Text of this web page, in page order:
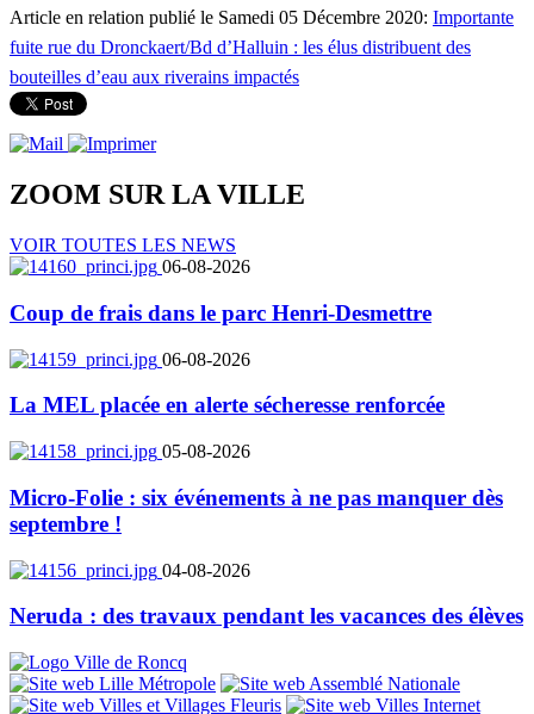
Article en relation publié le Samedi 05 Décembre 2020: Importante
fuite rue du Dronckaert/Bd d’Halluin : les élus distribuent des
bouteilles d’eau aux riverains impactés
ZOOM SUR LAVILLE
VOIR TOUTES LES NEWS
06-08-2026
Coup de frais dans le parc Henri-Desmettre
06-08-2026
La MEL placée en alerte sécheresse renforcée
05-08-2026
Micro-Folie : six événements à ne pas manquer dès
septembre !
04-08-2026
Neruda : des travaux pendant les vacances des élèves